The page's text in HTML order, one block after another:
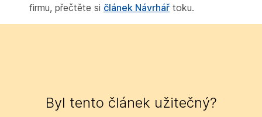
firmu, přečtěte si článek Návrhář toku.
Byl tento článek užitečný?